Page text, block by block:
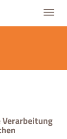
Verarbeitung